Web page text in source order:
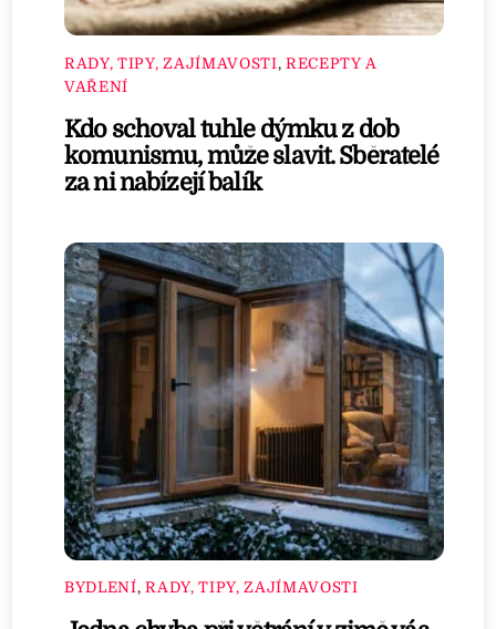
RADY, TIPY, ZAJÍMAVOSTI, RECEPTY A
VAŘENÍ
Kdo schoval tuhle dýmku z dob
komunismu, může slavit. Sběratelé
za ni nabízejí balík
BYDLENÍ,RADY, TIPY, ZAJÍMAVOSTI